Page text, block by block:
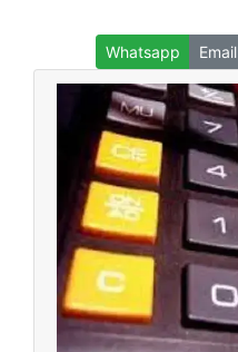
Whatsapp Email